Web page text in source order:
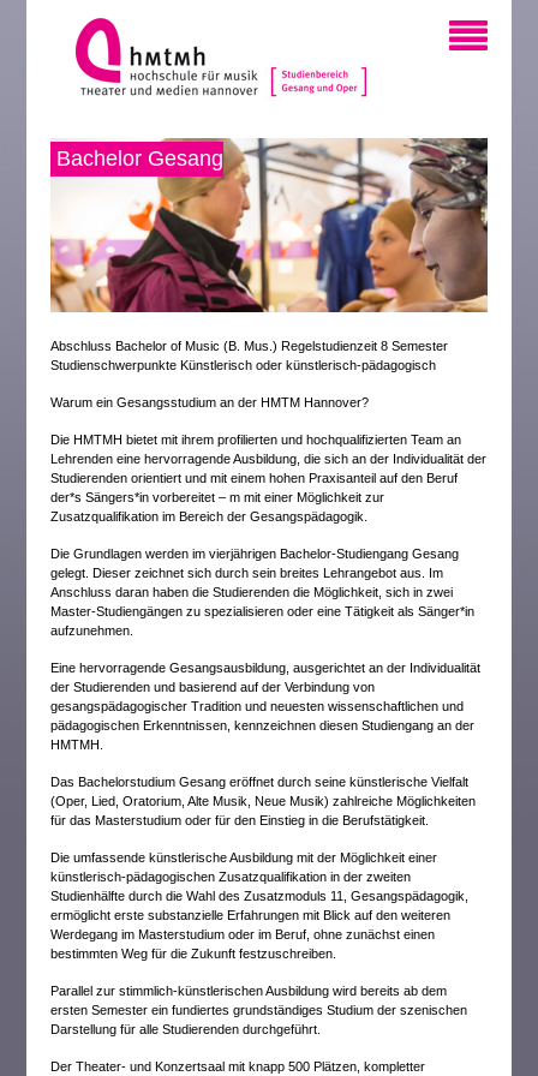
Bachelor Gesang
Abschluss Bachelor of Music (B. Mus.) Regelstudienzeit 8 Semester
Studienschwerpunkte Künstlerisch oder künstlerisch-pädagogisch
Warum ein Gesangsstudium an der HMTM Hannover?
Die HMTMH bietet mit ihrem profilierten und hochqualifizierten Team an
Lehrenden eine hervorragende Ausbildung, die sich an der Individualität der
Studierenden orientiert und mit einem hohen Praxisanteil auf den Beruf
der*s Sängers*in vorbereitet – m mit einer Möglichkeit zur
Zusatzqualifikation im Bereich der Gesangspädagogik.
Die Grundlagen werden im vierjährigen Bachelor-Studiengang Gesang
gelegt. Dieser zeichnet sich durch sein breites Lehrangebot aus. Im
Anschluss daran haben die Studierenden die Möglichkeit, sich in zwei
Master-Studiengängen zu spezialisieren oder eine Tätigkeit als Sänger*in
aufzunehmen.
Eine hervorragende Gesangsausbildung, ausgerichtet an der Individualität
der Studierenden und basierend auf der Verbindung von
gesangspädagogischer Tradition und neuesten wissenschaftlichen und
pädagogischen Erkenntnissen, kennzeichnen diesen Studiengang an der
HMTMH.
Das Bachelorstudium Gesang eröffnet durch seine künstlerische Vielfalt
(Oper, Lied, Oratorium, Alte Musik, Neue Musik) zahlreiche Möglichkeiten
für das Masterstudium oder für den Einstieg in die Berufstätigkeit.
Die umfassende künstlerische Ausbildung mit der Möglichkeit einer
künstlerisch-pädagogischen Zusatzqualifikation in der zweiten
Studienhälfte durch die Wahl des Zusatzmoduls 11, Gesangspädagogik,
ermöglicht erste substanzielle Erfahrungen mit Blick auf den weiteren
Werdegang im Masterstudium oder im Beruf, ohne zunächst einen
bestimmten Weg für die Zukunft festzuschreiben.
Parallel zur stimmlich-künstlerischen Ausbildung wird bereits ab dem
ersten Semester ein fundiertes grundständiges Studium der szenischen
Darstellung für alle Studierenden durchgeführt.
Der Theater- und Konzertsaal mit knapp 500 Plätzen, kompletter